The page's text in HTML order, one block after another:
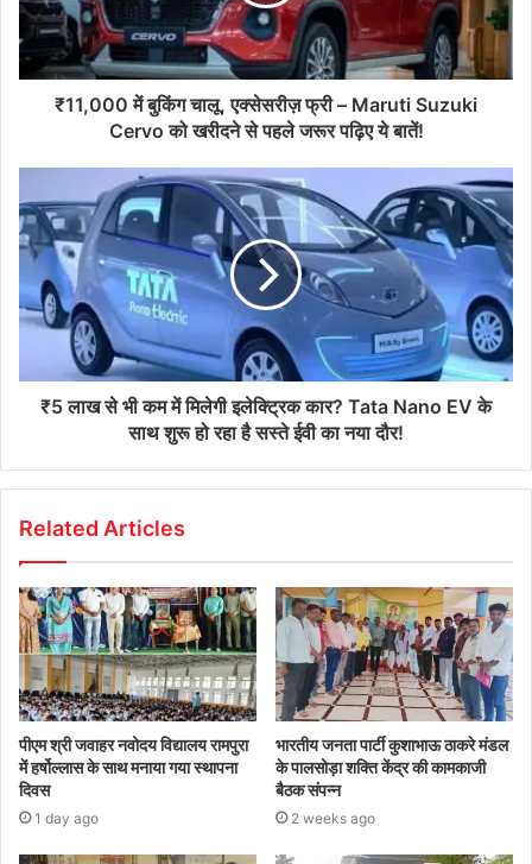
₹11,000 में बुकिंग चालू, एक्सेसरीज़ फ्री – Maruti Suzuki
Cervo को खरीदने से पहले जरूर पढ़िए ये बातें!
₹5 लाख से भी कम में मिलेगी इलेक्ट्रिक कार? Tata Nano EV के
साथ शुरू हो रहा है सस्ते ईवी का नया दौर!
Related Articles
पीएम श्री जवाहर नवोदय विद्यालय रामपुरा
में हर्षोल्लास के साथ मनाया गया स्थापना
दिवस
1 day ago
भारतीय जनता पार्टी कुशाभाऊ ठाकरे मंडल
के पालसोड़ा शक्ति केंद्र की कामकाजी
बैठक संपन्न
2 weeks ago